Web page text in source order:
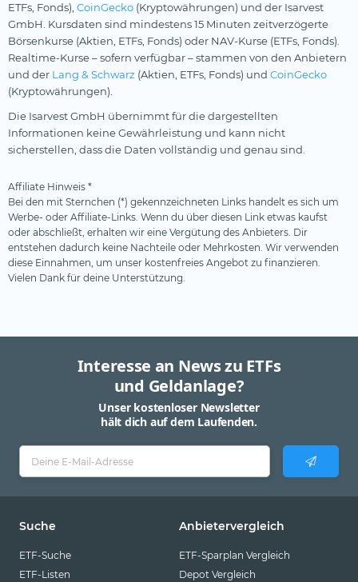
ETFs, Fonds), CoinGecko (Kryptowährungen) und der Isarvest
GmbH. Kursdaten sind mindestens 15 Minuten zeitverzögerte
Börsenkurse (Aktien, ETFs, Fonds) oder NAV-Kurse (ETFs, Fonds).
Realtime-Kurse – sofern verfügbar – stammen von den Anbietern
und der Lang & Schwarz (Aktien, ETFs, Fonds) und CoinGecko
(Kryptowährungen).
Die Isarvest GmbH übernimmt für die dargestellten
Informationen keine Gewährleistung und kann nicht
sicherstellen, dass die Daten vollständig und genau sind.
Affiliate Hinweis *
Bei den mit Sternchen (*) gekennzeichneten Links handelt es sich um
Werbe- oder Affiliate-Links. Wenn du über diesen Link etwas kaufst
oder abschließt, erhalten wir eine Vergütung des Anbieters. Dir
entstehen dadurch keine Nachteile oder Mehrkosten. Wir verwenden
diese Einnahmen, um unser kostenfreies Angebot zu finanzieren.
Vielen Dank für deine Unterstützung.
Interesse an News zu ETFs
und Geldanlage?
Unser kostenloser Newsletter
hält dich auf dem Laufenden.
Suche
ETF-Suche
ETF-Listen
Anbietervergleich
ETF-Sparplan Vergleich
Depot Vergleich